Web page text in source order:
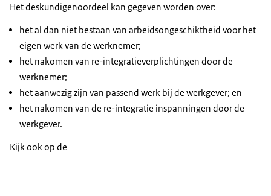
Het deskundigenoordeel kan gegeven worden over:
het al dan niet bestaan van arbeidsongeschiktheid voor het
eigen werk van de werknemer;
het nakomen van re-integratieverplichtingen door de
werknemer;
het aanwezig zijn van passend werk bij de werkgever; en
het nakomen van de re-integratie inspanningen door de
werkgever.
Kijk ook op de